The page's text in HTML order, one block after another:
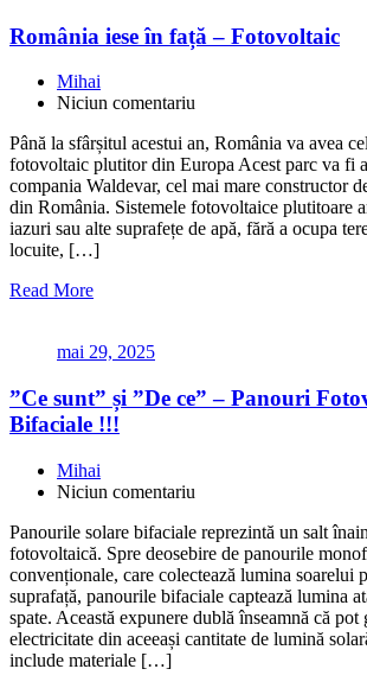
România iese în față – Fotovoltaic
Mihai
Niciun comentariu
Până la sfârșitul acestui an, România va avea
fotovoltaic plutitor din Europa Acest parc va fi
compania Waldevar, cel mai mare constructor
din România. Sistemele fotovoltaice plutitoare
iazuri sau alte suprafețe de apă, fără a ocupa
locuite, […]
Read More
mai 29, 2025
”Ce sunt” și ”De ce” – Panouri
Bifaciale !!!
Mihai
Niciun comentariu
Panourile solare bifaciale reprezintă un salt
fotovoltaică. Spre deosebire de panourile
convenționale, care colectează lumina soarelui
suprafață, panourile bifaciale captează lumina
spate. Această expunere dublă înseamnă că pot
electricitate din aceeași cantitate de lumină
include materiale […]